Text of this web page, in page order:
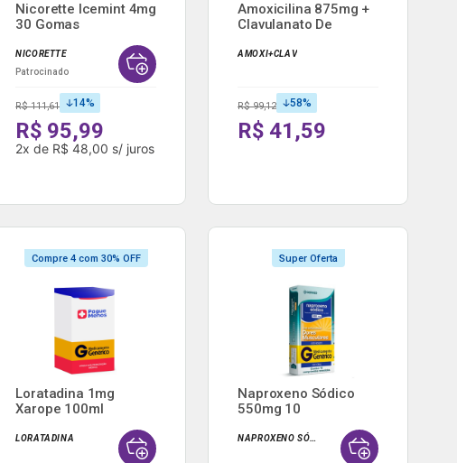
Nicorette Icemint 4mg
30 Gomas
NICORETTE
Patrocinado
R$ 111,61 14%
R$ 95,99
2x de R$ 48,00 s/ juros
Amoxicilina 875mg +
Clavulanato De
AMOXI+CLAV
R$ 99,12 58%
R$ 41,59
Compre 4 com 30% OFF
Loratadina 1mg
Xarope 100ml
LORATADINA
Super Oferta
Naproxeno Sódico
550mg 10
NAPROXENO SÓDICO